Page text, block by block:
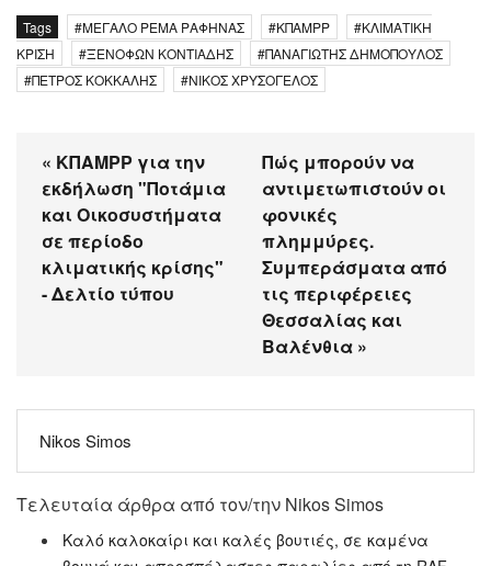
Tags ΜΕΓΑΛΟ ΡΕΜΑ ΡΑΦΗΝΑΣ ΚΠΑΜΡΡ
ΚΛΙΜΑΤΙΚΗ
ΚΡΙΣΗ
ΞΕΝΟΦΩΝ ΚΟΝΤΙΑΔΗΣ
ΠΑΝΑΓΙΩΤΗΣ ΔΗΜΟΠΟΥΛΟΣ
ΠΕΤΡΟΣ ΚΟΚΚΑΛΗΣ
ΝΙΚΟΣ ΧΡΥΣΟΓΕΛΟΣ
« ΚΠΑΜΡΡ για την
εκδήλωση "Ποτάμια
και Οικοσυστήματα
σε περίοδο
κλιματικής κρίσης"
- Δελτίο τύπου
Πώς μπορούν να
αντιμετωπιστούν οι
φονικές
πλημμύρες.
Συμπεράσματα από
τις περιφέρειες
Θεσσαλίας και
Βαλένθια »
Nikos Simos
Τελευταία άρθρα από τον/την Nikos Simos
Καλό καλοκαίρι και καλές βουτιές, σε καμένα